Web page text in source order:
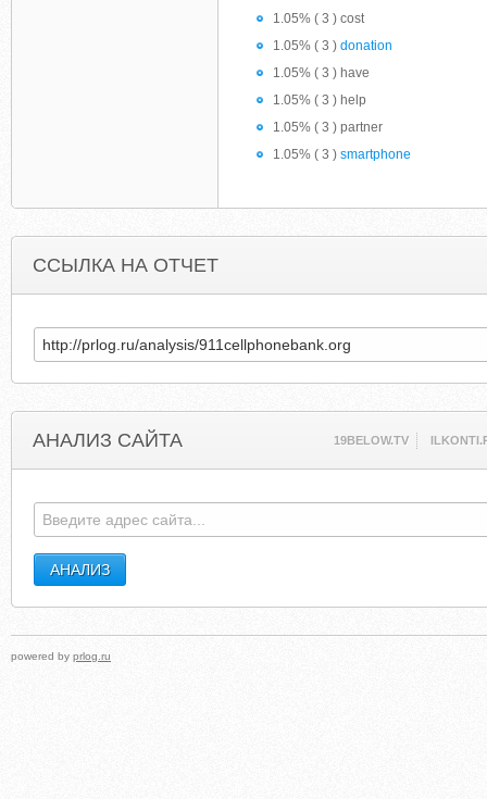
1.05% ( 3 ) cost
1.05% ( 3 ) donation
1.05% ( 3 ) have
1.05% ( 3 ) help
1.05% ( 3 ) partner
1.05% ( 3 ) smartphone
ССЫЛКА НА ОТЧЕТ
АНАЛИЗ САЙТА 19BELOW.TV
powered by prlog.ru